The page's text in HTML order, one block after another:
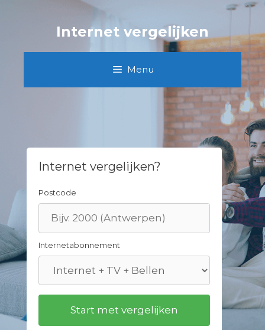
Internet vergelijken
Menu
Internet vergelijken?
Postcode
Internetabonnement